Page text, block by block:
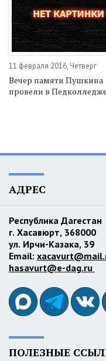
11 февраля 2016, Четверг
Вечер памяти Пушкина
провели в Педколледже
АДРЕС
Республика Дагестан
г. Хасавюрт, 368000
ул. Ирчи-Казака, 39
Email:
hasavurt@e-dag.ru
ПОЛЕЗНЫЕ